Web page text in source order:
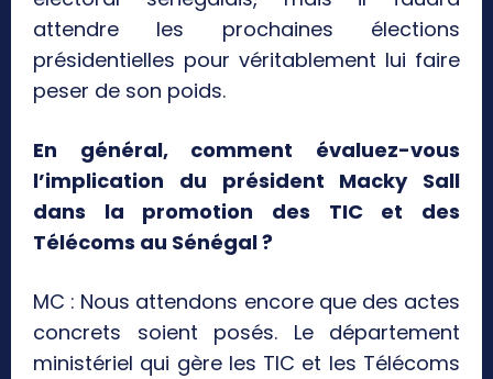
attendre les prochaines élections
présidentielles pour véritablement lui faire
peser de son poids.
En général, comment évaluez-vous
l’implication du président Macky Sall
dans la promotion des TIC et des
Télécoms au Sénégal ?
MC : Nous attendons encore que des actes
concrets soient posés. Le département
ministériel qui gère les TIC et les Télécoms